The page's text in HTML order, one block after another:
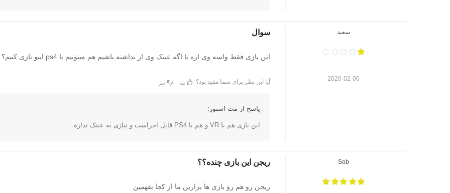
سعید
2020-02-06
سوال
این بازی فقط واسه وی اره یا اگه عینک وی ار نداشته باشیم هم میتونیم با ps4 اینو بازی کنیم؟
آیا این نظر برای شما مفید بود؟ بله خیر
پاسخ از مت استور:
این بازی هم با VR و هم با PS4 قابل اجراست و نیازی به عینک نداره
Sob ریجن این بازی چنده؟؟
ریجن رو هم رو بازی ها بزارین ما از کجا بفهمین